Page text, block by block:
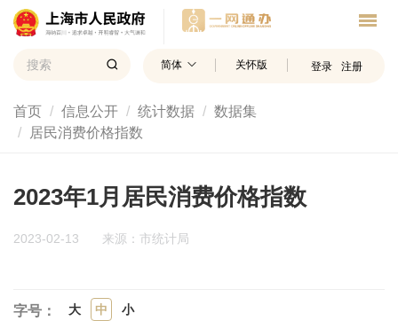
简体 关怀版 登录 注册
首页 信息公开 统计数据
数据集
居民消费价格指数
2023年1月居民消费价格指数
2023-02-13 来源：市统计局
字号： 大 中 小